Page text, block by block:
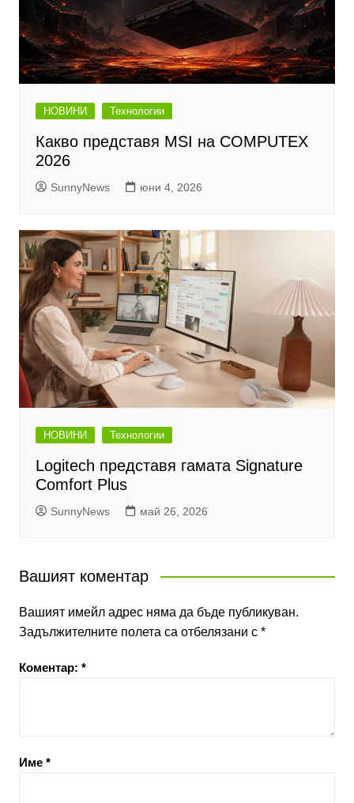
НОВИНИ Технологии
Какво представя MSI на COMPUTEX
2026
SunnyNews юни 4, 2026
НОВИНИ Технологии
Logitech представя гамата Signature
Comfort Plus
SunnyNews май 26, 2026
Вашият коментар
Вашият имейл адрес няма да бъде публикуван.
Задължителните полета са отбелязани с *
Коментар: *
Име *